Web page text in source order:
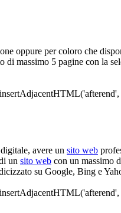
oppure per coloro che
massimo 5 pagine con la
avere un sito web
un sito web con un massimo
su Google, Bing e